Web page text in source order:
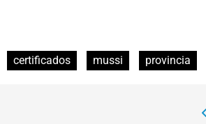
certificados mussi provincia